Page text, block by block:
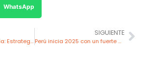
WhatsApp
Seguridad en Minería: Estrategias y Tecnología para un Entorno Laboral Protegido
SIGUIENTE
Perú inicia 2025 con un fuerte crecimiento en la producción de molibdeno